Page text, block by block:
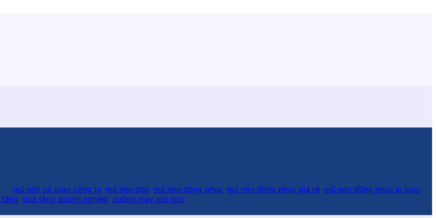
trình hoạt động ngoài trời. Thích hợp làm quà tặng nhân viên, quảng cáo, khuyến mãi,…
mũ nón có logo công ty mũ nón đẹp mũ nón đồng phục mũ nón đồng phục giá rẻ mũ nón đồng phục in logo
tặng quà tặng doanh nghiệp xưởng may mũ nón